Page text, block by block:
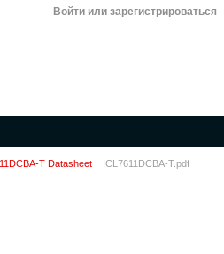
Войти или зарегистрироваться
T Datasheet ICL7611DCBA-T.pdf